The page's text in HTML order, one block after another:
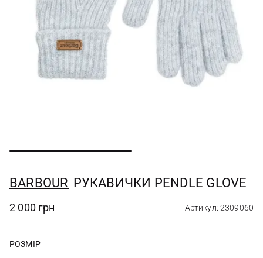
BARBOUR РУКАВИЧКИ PENDLE GLOVE
2 000 грн Артикул: 2309060
РОЗМІР